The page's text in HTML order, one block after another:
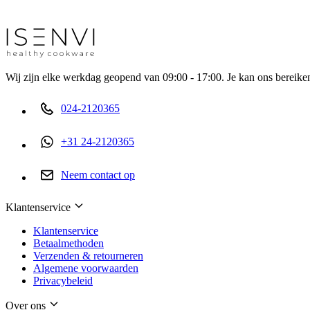
Wij zijn elke werkdag geopend van 09:00 - 17:00. Je kan ons
024-2120365
+31 24-2120365
Neem contact op
Klantenservice
Klantenservice
Betaalmethoden
Verzenden & retourneren
Algemene voorwaarden
Privacybeleid
Over ons